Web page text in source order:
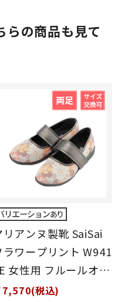
らの商品も見て
リアンヌ製靴 SaiSai
ラワープリント W941
女性用 フルールオレ
ジ 21.5cm
7,570(税込)